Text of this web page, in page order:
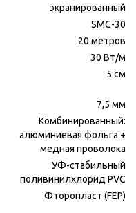
экранированный
SMC-30
20 метров
30 Вт/м
5 см
7,5 мм
Комбинированный:
алюминиевая фольга +
медная проволока
УФ-стабильный
поливинилхлорид PVC
Фторопласт (FEP)